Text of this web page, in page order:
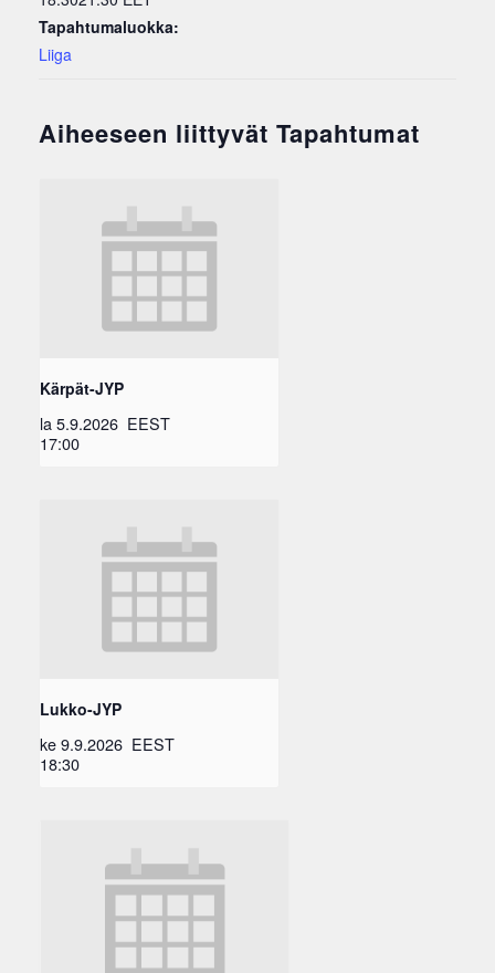
Tapahtumaluokka:
Liiga
Aiheeseen liittyvät Tapahtumat
Kärpät-JYP
la 5.9.2026
17:00
EEST
Lukko-JYP
ke 9.9.2026
18:30
EEST